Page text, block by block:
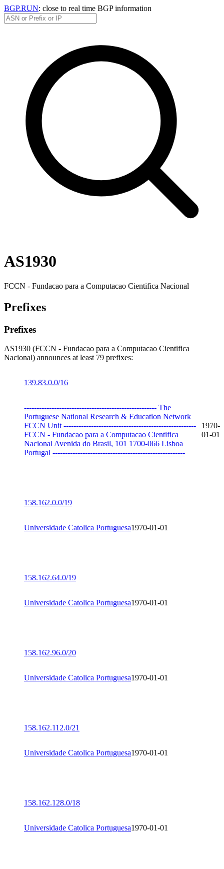
BGP.RUN: close to real time BGP information
AS1930
FCCN - Fundacao para a Computacao Cientifica Nacional
Prefixes
Prefixes
AS1930 (FCCN - Fundacao para a Computacao Cientifica
Nacional) announces at least 79 prefixes:
139.83.0.0/16
----------------------------------------------------- The
Portuguese National Research & Education Network
FCCN Unit -----------------------------------------------------
FCCN - Fundacao para a Computacao Cientifica
Nacional Avenida do Brasil, 101 1700-066 Lisboa
Portugal -----------------------------------------------------
1970-
01-01
158.162.0.0/19
Universidade Catolica Portuguesa1970-01-01
158.162.64.0/19
Universidade Catolica Portuguesa1970-01-01
158.162.96.0/20
Universidade Catolica Portuguesa1970-01-01
158.162.112.0/21
Universidade Catolica Portuguesa1970-01-01
158.162.128.0/18
Universidade Catolica Portuguesa1970-01-01